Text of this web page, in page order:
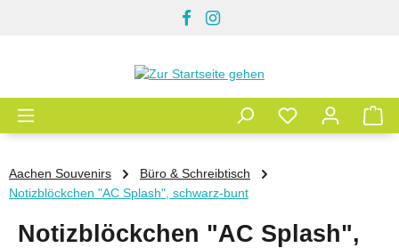
Aachen Souvenirs
Büro & Schreibtisch
Notizblöckchen "AC Splash", schwarz-bunt
Notizblöckchen "AC Splash",